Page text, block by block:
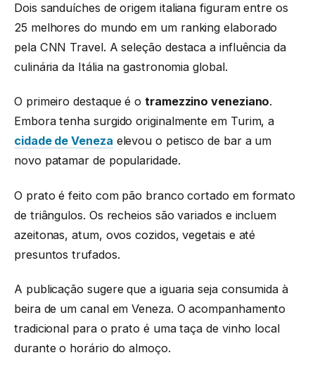
Dois sanduíches de origem italiana figuram entre os
25 melhores do mundo em um ranking elaborado
pela CNN Travel. A seleção destaca a influência da
culinária da Itália na gastronomia global.
O primeiro destaque é otramezzino veneziano.
Embora tenha surgido originalmente em Turim, a
cidade de Veneza elevou o petisco de bar a um
novo patamar de popularidade.
O prato é feito com pão branco cortado em formato
de triângulos. Os recheios são variados e incluem
azeitonas, atum, ovos cozidos, vegetais e até
presuntos trufados.
A publicação sugere que a iguaria seja consumida à
beira de um canal em Veneza. O acompanhamento
tradicional para o prato é uma taça de vinho local
durante o horário do almoço.